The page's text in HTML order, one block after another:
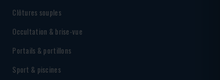
Clôtures souples
Occultation & brise-vue
Portails & portillons
Sport & piscines